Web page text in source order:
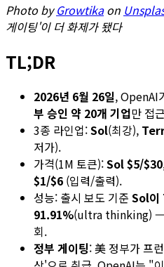
Photo byGrowtikaon
게이팅'이 더 화제가 됐다
TL;DR
2026년 6월 26일, OpenAI
부 승인 약 20개 기업만 접
3종 라인업:Sol(최강),
저가).
가격(1M 토큰):Sol $5/$30
$1/$6 (입력/출력).
성능: 출시 보도 기준 Sol
91.91%(ultra thinking) —
회.
정부 게이팅: 美 정부가 프